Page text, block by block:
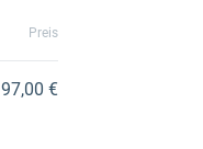
Preis
97,00 €